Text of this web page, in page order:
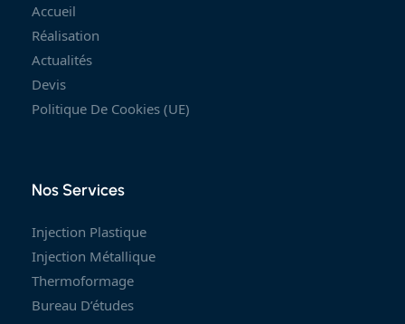
Accueil
Réalisation
Actualités
Devis
Politique De Cookies (UE)
Nos Services
Injection Plastique
Injection Métallique
Thermoformage
Bureau D’études